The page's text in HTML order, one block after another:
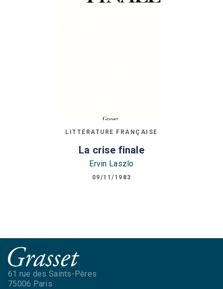
LITTÉRATURE FRANÇAISE
La crise finale
Ervin Laszlo
09/11/1983
61 rue des Saints-Pères
75006 Paris